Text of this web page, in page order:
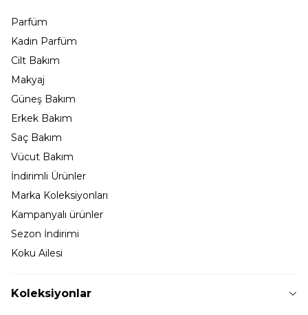
Parfüm
Kadın Parfüm
Cilt Bakım
Makyaj
Güneş Bakım
Erkek Bakım
Saç Bakım
Vücut Bakım
İndirimli Ürünler
Marka Koleksiyonları
Kampanyalı ürünler
Sezon İndirimi
Koku Ailesi
Koleksiyonlar